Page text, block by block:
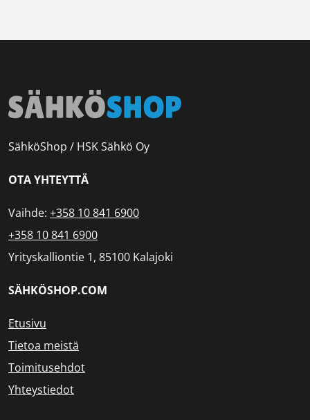
SähköShop / HSK Sähkö Oy
OTA YHTEYTTÄ
Vaihde: +358 10 841 6900
+358 10 841 6900
Yrityskalliontie 1, 85100 Kalajoki
SÄHKÖSHOP.COM
Etusivu
Tietoa meistä
Toimitusehdot
Yhteystiedot